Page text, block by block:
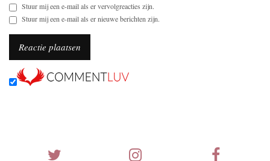
Stuur mij een e-mail als er vervolgreacties zijn.
Stuur mij een e-mail als er nieuwe berichten zijn.